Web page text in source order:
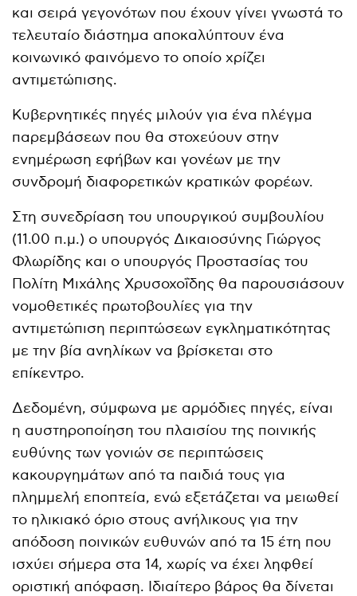
και σειρά γεγονότων που έχουν γίνει γνωστά το
τελευταίο διάστημα αποκαλύπτουν ένα
κοινωνικό φαινόμενο το οποίο χρίζει
αντιμετώπισης.
Κυβερνητικές πηγές μιλούν για ένα πλέγμα
παρεμβάσεων που θα στοχεύουν στην
ενημέρωση εφήβων και γονέων με την
συνδρομή διαφορετικών κρατικών φορέων.
Στη συνεδρίαση του υπουργικού συμβουλίου
(11.00 π.μ.) ο υπουργός Δικαιοσύνης Γιώργος
Φλωρίδης και ο υπουργός Προστασίας του
Πολίτη Μιχάλης Χρυσοχοΐδης θα παρουσιάσουν
νομοθετικές πρωτοβουλίες για την
αντιμετώπιση περιπτώσεων εγκληματικότητας
με την βία ανηλίκων να βρίσκεται στο
επίκεντρο.
Δεδομένη, σύμφωνα με αρμόδιες πηγές, είναι
η αυστηροποίηση του πλαισίου της ποινικής
ευθύνης των γονιών σε περιπτώσεις
κακουργημάτων από τα παιδιά τους για
πλημμελή εποπτεία, ενώ εξετάζεται να μειωθεί
το ηλικιακό όριο στους ανήλικους για την
απόδοση ποινικών ευθυνών από τα 15 έτη που
ισχύει σήμερα στα 14, χωρίς να έχει ληφθεί
οριστική απόφαση. Ιδιαίτερο βάρος θα δίνεται